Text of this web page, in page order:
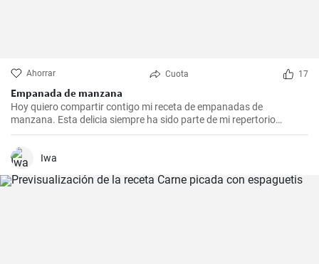
Ahorrar Cuota 17
Empanada de manzana
Hoy quiero compartir contigo mi receta de empanadas de
manzana. Esta delicia siempre ha sido parte de mi repertorio
culinario. Me gusta hacerlas en epocas de frio para endulzar el
paladar y demostrar que no sólo las empanadas saladas pueden
hacerte feliz. Es un postre que nunca falla en las reuniones
disfrutes tanto como yo.
Iwa